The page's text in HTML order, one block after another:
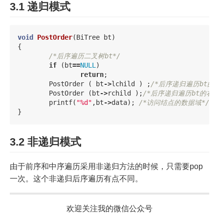
3.1 递归模式
void PostOrder(BiTree bt)
{
/*后序遍历二叉树bt*/
if
( bt==NULL )
return;
PostOrder
( bt->lchild ) ; /*后序递归遍历bt的
PostOrder
( bt->rchild ); /*后序递归遍历bt的右
printf( "%d" , bt->data);
/*访问结点的数据域*/
}
3.2 非递归模式
由于前序和中序遍历采用非递归方法的时候，只需要pop
一次。这个非递归后序遍历有点不同。
欢迎关注我的微信公众号